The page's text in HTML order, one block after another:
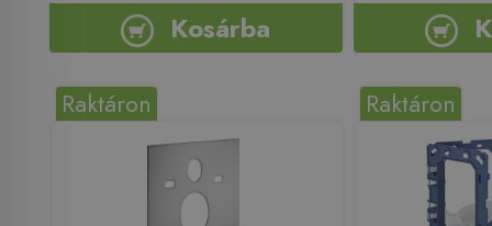
Kosárba
Raktáron Raktáron